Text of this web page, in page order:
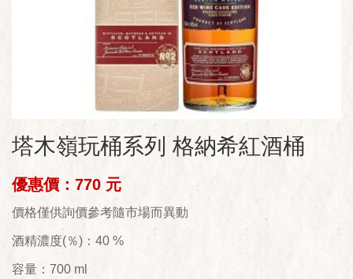
塔木嶺玩桶系列 格納希紅酒桶
優惠價：770 元
價格僅供詢價參考隨市場而異動
酒精濃度(％)：40 %
容量：700 ml